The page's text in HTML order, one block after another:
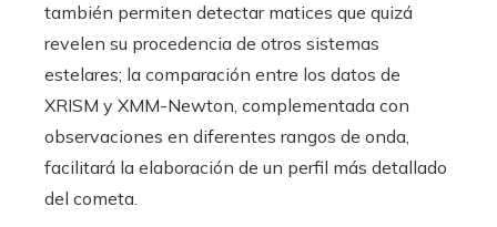
también permiten detectar matices que quizá
revelen su procedencia de otros sistemas
estelares; la comparación entre los datos de
XRISM y XMM-Newton, complementada con
observaciones en diferentes rangos de onda,
facilitará la elaboración de un perfil más detallado
del cometa.